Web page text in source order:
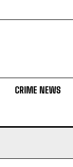
CRIME NEWS